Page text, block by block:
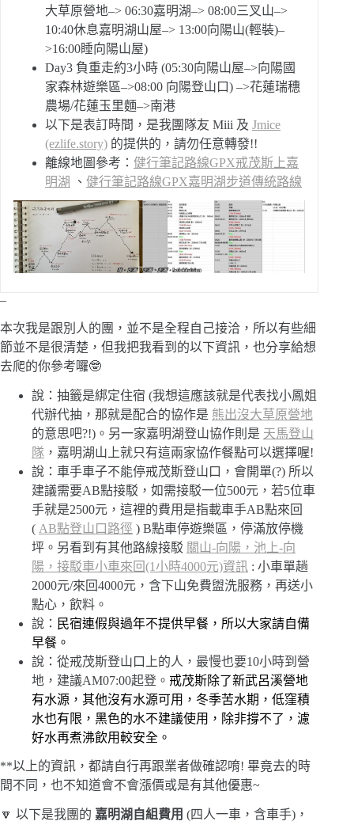
大草原營地–> 06:30嘉明湖–> 08:00三叉山–>
10:40休息嘉明湖山屋–> 13:00向陽山(輕裝)–
>16:00睡向陽山屋)
Day3 負重走約3小時 (05:30向陽山屋–>向陽國
家森林遊樂區–>08:00 向陽登山口) –>花蓮瑞穗
農場/花蓮玉里麵–>南港
以下是表訂時間，是我團隊友 Miii 及 Jmice
(ezlife.story) 的提供的，請勿任意轉發!!
離線地圖參考： 健行筆記路線GPX戒茂斯上嘉
明湖
、 健行筆記路線GPX嘉明湖步道傳統路線
–
本次我是跟別人的團，並不是全程自己接洽，所以有些細
節並不是很清楚，但我把我看到的以下資訊，也分享給想
去爬的你參考囉🤓
說：抽籤是綁定住宿 (我想這應該就是代表找小鳳姐
代辦代抽，那就是配合的協作是 熊出沒大草原營地
的意思吧?!)。另一家嘉明湖登山協作則是 天馬登山
隊 ，嘉明湖山上就只有這兩家協作餐點可以選擇喔!
說：車手車子不能停戒茂斯登山口，會開單(?) 所以
建議需要AB點接駁，如需接駁一位500元，若5位車
手就是2500元，這裡的費用是指載車手AB點來回
( AB點登山口路徑 ) B點車停遊樂區，停滿放停機
坪。另看到有其他路線接駁 關山-向陽，池上-向
陽，接駁車小車來回(1小時4000元)資訊 : 小車單趟
2000元/來回4000元，含下山免費盥洗服務，再送小
點心，飲料。
說： 民宿連假與過年不提供早餐，所以大家請自備
早餐。
說：從戒茂斯登山口上的人，最慢也要10小時到營
地，建議AM07:00起登。 戒茂斯除了新武呂溪營地
有水源，其他沒有水源可用，冬季苦水期，低窪積
水也有限，黑色的水不建議使用，除非撐不了，濾
好水再煮沸飲用較安全。
**以上的資訊，都請自行再跟業者做確認唷! 畢竟去的時
間不同，也不知道會不會漲價或是有其他優惠~
🔽 以下是我團的 嘉明湖自組費用 (四人一車，含車手)，